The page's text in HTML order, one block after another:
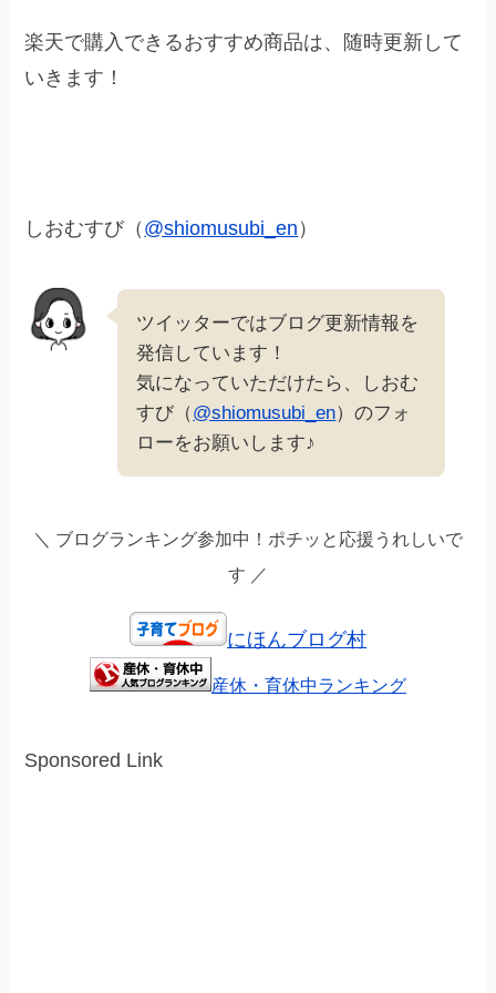
楽天で購入できるおすすめ商品は、随時更新して
いきます！
しおむすび（ @shiomusubi_en ）
ツイッターではブログ更新情報を
発信しています！
気になっていただけたら、しおむ
すび（@shiomusubi_en）のフォ
ローをお願いします♪
＼ ブログランキング参加中！ポチッと応援うれしいで
す ／
にほんブログ村
産休・育休中ランキング
Sponsored Link